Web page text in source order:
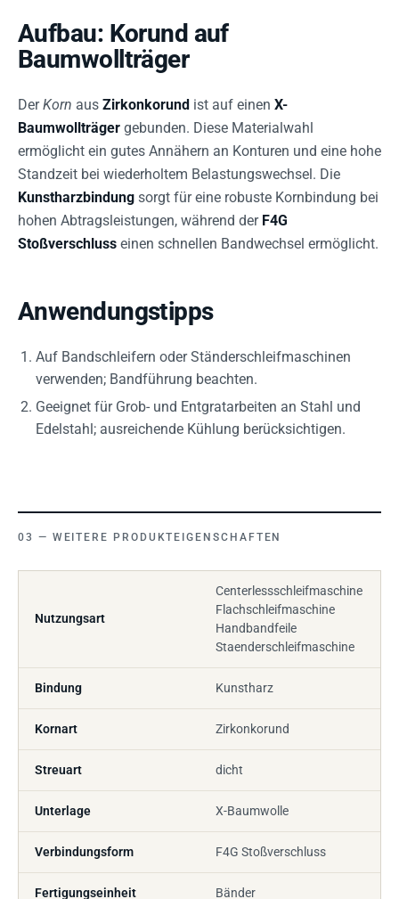
Aufbau: Korund auf
Baumwollträger
DerKorn aus Zirkonkorund ist auf einen X-
Baumwollträger gebunden. Diese Materialwahl
ermöglicht ein gutes Annähern an Konturen und eine hohe
Standzeit bei wiederholtem Belastungswechsel. Die
Kunstharzbindung sorgt für eine robuste Kornbindung bei
hohen Abtragsleistungen, während der F4G
Stoßverschluss einen schnellen Bandwechsel ermöglicht.
Anwendungstipps
Auf Bandschleifern oder Ständerschleifmaschinen
verwenden; Bandführung beachten.
Geeignet für Grob- und Entgratarbeiten an Stahl und
Edelstahl; ausreichende Kühlung berücksichtigen.
WEITERE PRODUKTEIGENSCHAFTEN
Nutzungsart
Centerlessschleifmaschine
Flachschleifmaschine
Handbandfeile
Staenderschleifmaschine
Bindung Kunstharz
Kornart Zirkonkorund
Streuart dicht
Unterlage X-Baumwolle
Verbindungsform F4G Stoßverschluss
Fertigungseinheit Bänder